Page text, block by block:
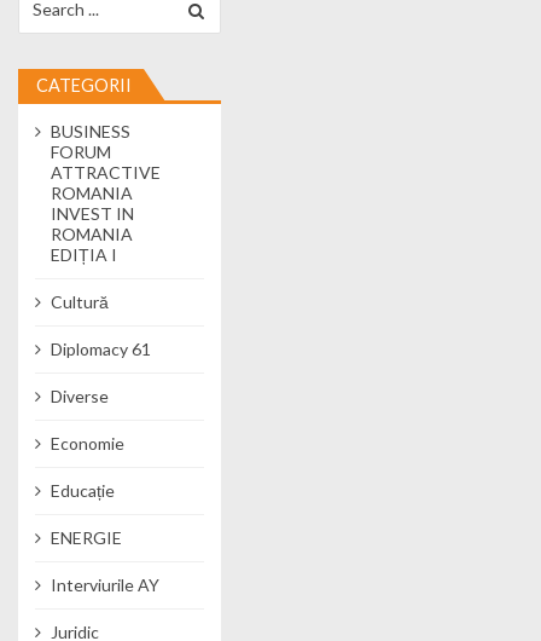
CATEGORII
BUSINESS
FORUM
ATTRACTIVE
ROMANIA
INVEST IN
ROMANIA
EDIȚIA I
Cultură
Diplomacy 61
Diverse
Economie
Educație
ENERGIE
Interviurile AY
Juridic